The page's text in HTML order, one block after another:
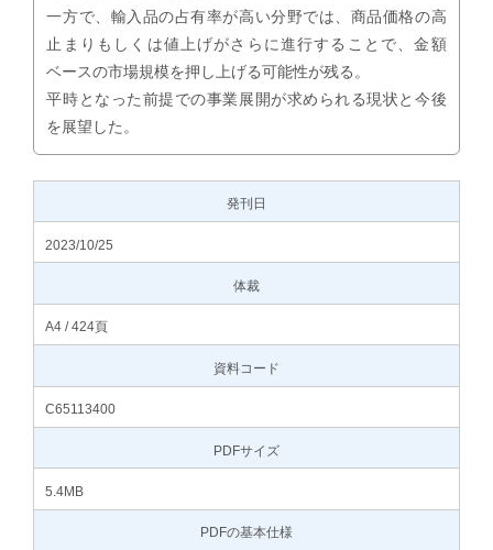
一方で、輸入品の占有率が高い分野では、商品価格の高
止まりもしくは値上げがさらに進行することで、金額
ベースの市場規模を押し上げる可能性が残る。
平時となった前提での事業展開が求められる現状と今後
を展望した。
発刊日
2023/10/25
体裁
A4 / 424頁
資料コード
C65113400
PDFサイズ
5.4MB
PDFの基本仕様